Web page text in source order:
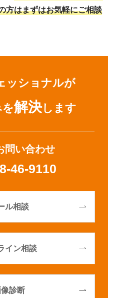
方はまずはお気軽にご相談
ッショナルが
解決します
問い合わせ
46-9110
ル相談
イン相談
診断